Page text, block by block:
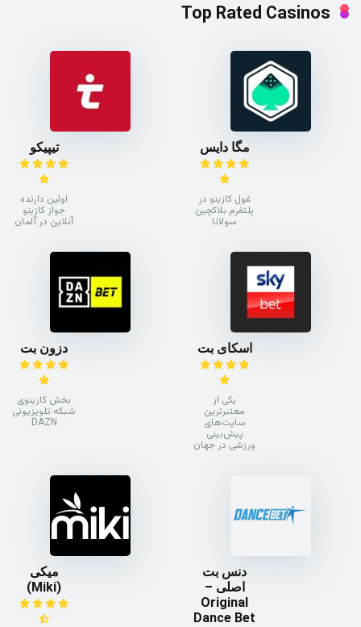
Top Rated Casinos
مگا دایس
غول کازینو در
پلتفرم بلاکچین
سولانا
تیپیکو
اولین دارنده
جواز کازینو
آنلاین در آلمان
اسکای بت
یکی از
معتبرترین
سایت‌های
پیش‌بینی
ورزشی در جهان
دزون بت
بخش کازینوی
شبکه تلویزیونی
DAZN
دنس بت
اصلی –
Original
Dance Bet
میکی
(Miki)